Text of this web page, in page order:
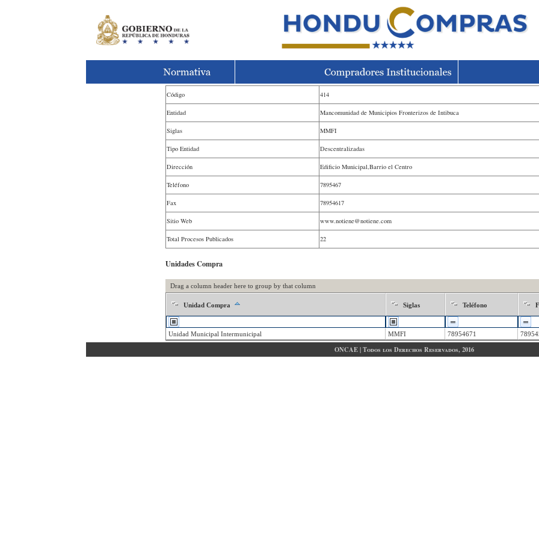
Código 414
Entidad Mancomunidad de Municipios Fronterizos de Intibuca
Siglas MMFI
Tipo Entidad Descentralizadas
Dirección Edificio Municipal,Barrio el Centro
Teléfono 7895467
Fax 78954617
Sitio Web www.notiene@notiene.com
Total Procesos Publicados 22
Unidades Compra
Drag a column header here to group by that column
Unidad Compra Siglas Teléfono
Unidad Municipal Intermunicipal MMFI 78954671
ONCAE | Todos los Derechos Reservados, 2016